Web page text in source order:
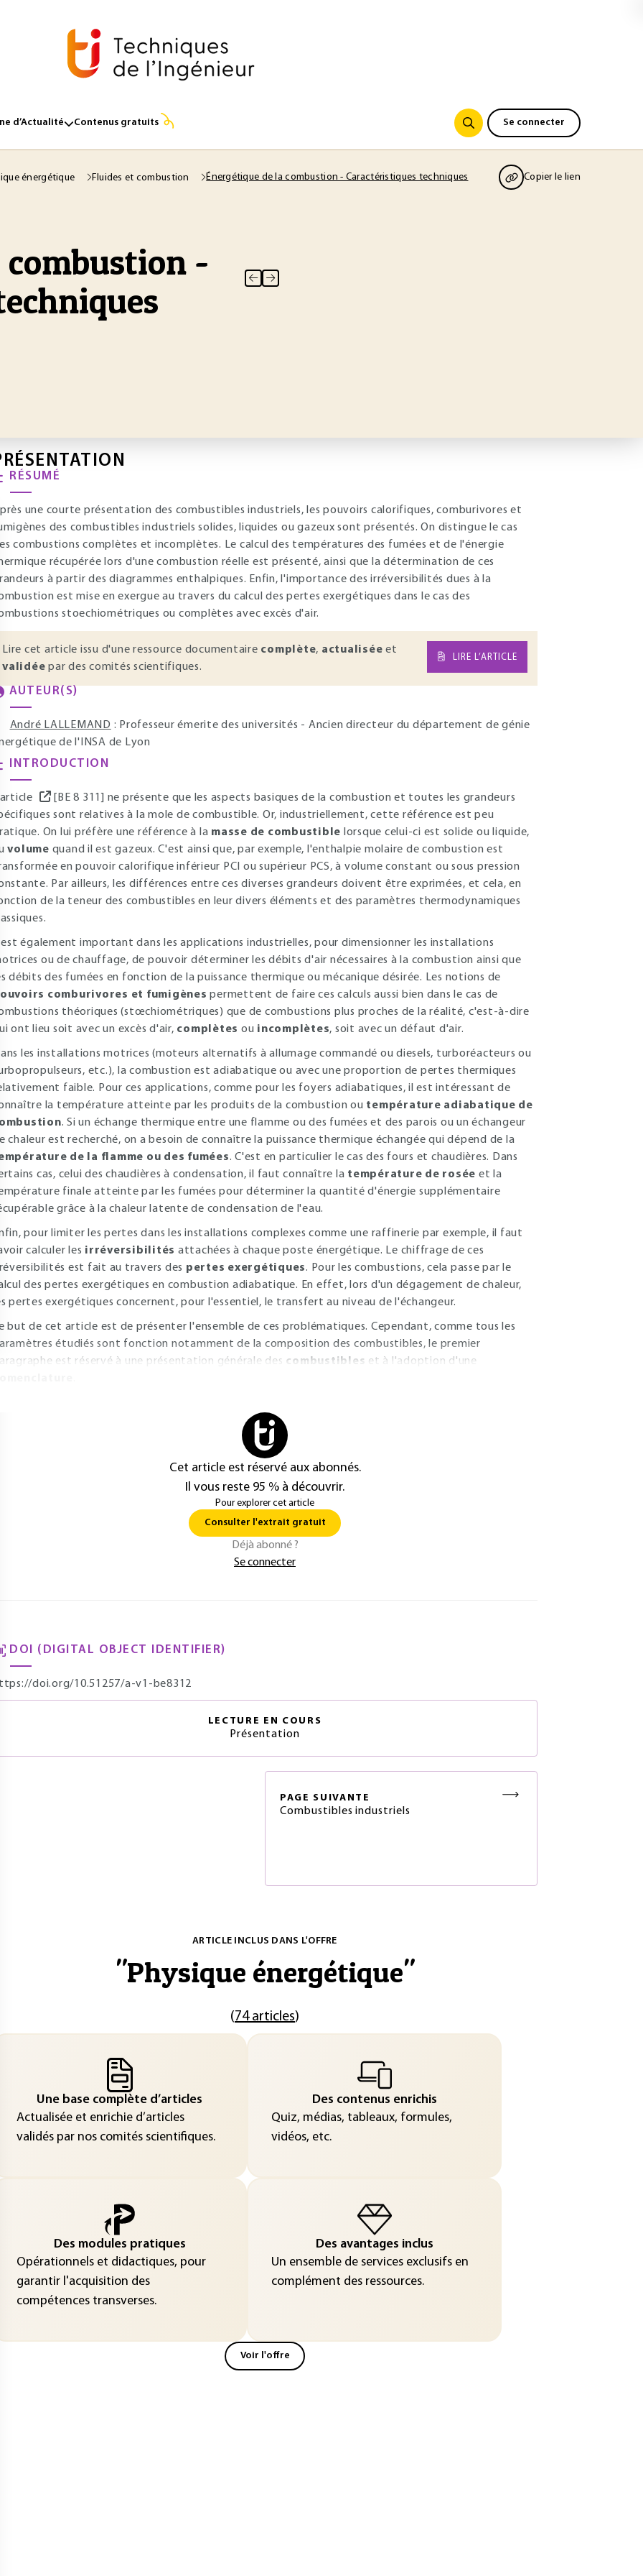
d’Actualité Contenus gratuits Se connecter
énergétique Fluides et combustion Énergétique de la combustion - Caractéristiques techniques Copier le lien
combustion -
RÉSUMÉ
une courte présentation des combustibles industriels, les pouvoirs calorifiques, comburivores et
des combustibles industriels solides, liquides ou gazeux sont présentés. On distingue le cas
combustions complètes et incomplètes. Le calcul des températures des fumées et de l'énergie
récupérée lors d'une combustion réelle est présenté, ainsi que la détermination de ces
à partir des diagrammes enthalpiques. Enfin, l'importance des irréversibilités dues à la
est mise en exergue au travers du calcul des pertes exergétiques dans le cas des
stoechiométriques ou complètes avec excès d'air.
Lire cet article issu d'une ressource documentaire complète, actualisée et
validée par des comités scientifiques.
LIRE L’ARTICLE
AUTEUR(S)
André LALLEMAND : Professeur émerite des universités - Ancien directeur du département de génie
de l'INSA de Lyon
INTRODUCTION
[BE 8 311] ne présente que les aspects basiques de la combustion et toutes les grandeurs
sont relatives à la mole de combustible. Or, industriellement, cette référence est peu
On lui préfère une référence à la masse de combustible lorsque celui-ci est solide ou liquide,
volume quand il est gazeux. C'est ainsi que, par exemple, l'enthalpie molaire de combustion est
en pouvoir calorifique inférieur PCI ou supérieur PCS, à volume constant ou sous pression
Par ailleurs, les différences entre ces diverses grandeurs doivent être exprimées, et cela, en
de la teneur des combustibles en leur divers éléments et des paramètres thermodynamiques
également important dans les applications industrielles, pour dimensionner les installations
ou de chauffage, de pouvoir déterminer les débits d'air nécessaires à la combustion ainsi que
débits des fumées en fonction de la puissance thermique ou mécanique désirée. Les notions de
comburivores et fumigènes permettent de faire ces calculs aussi bien dans le cas de
théoriques (stœchiométriques) que de combustions plus proches de la réalité, c'est-à-dire
ont lieu soit avec un excès d'air, complètes ou incomplètes, soit avec un défaut d'air.
les installations motrices (moteurs alternatifs à allumage commandé ou diesels, turboréacteurs ou
etc.), la combustion est adiabatique ou avec une proportion de pertes thermiques
faible. Pour ces applications, comme pour les foyers adiabatiques, il est intéressant de
la température atteinte par les produits de la combustion ou température adiabatique de
. Si un échange thermique entre une flamme ou des fumées et des parois ou un échangeur
chaleur est recherché, on a besoin de connaître la puissance thermique échangée qui dépend de la
de la flamme ou des fumées. C'est en particulier le cas des fours et chaudières. Dans
cas, celui des chaudières à condensation, il faut connaître la température de rosée et la
finale atteinte par les fumées pour déterminer la quantité d'énergie supplémentaire
grâce à la chaleur latente de condensation de l'eau.
pour limiter les pertes dans les installations complexes comme une raffinerie par exemple, il faut
calculer les irréversibilités attachées à chaque poste énergétique. Le chiffrage de ces
est fait au travers des pertes exergétiques. Pour les combustions, cela passe par le
des pertes exergétiques en combustion adiabatique. En effet, lors d'un dégagement de chaleur,
pertes exergétiques concernent, pour l'essentiel, le transfert au niveau de l'échangeur.
but de cet article est de présenter l'ensemble de ces problématiques. Cependant, comme tous les
étudiés sont fonction notamment de la composition des combustibles, le premier
est réservé à une présentation générale des combustibles et à l'adoption d'une
Cet article est réservé aux abonnés.
Il vous reste 95 % à découvrir.
Pour explorer cet article
Consulter l'extrait gratuit
Déjà abonné ?
Se connecter
DOI (DIGITAL OBJECT IDENTIFIER)
doi.org/10.51257/a-v1-be8312
LECTURE EN COURS
Présentation
PAGE SUIVANTE
Combustibles industriels
ARTICLE INCLUS DANS L'OFFRE
"Physique énergétique"
(74 articles)
Une base complète d’articles
Actualisée et enrichie d’articles
validés par nos comités scientifiques.
Des contenus enrichis
Quiz, médias, tableaux, formules,
vidéos, etc.
Des modules pratiques
Opérationnels et didactiques, pour
garantir l'acquisition des
compétences transverses.
Des avantages inclus
Un ensemble de services exclusifs en
complément des ressources.
Voir l'offre